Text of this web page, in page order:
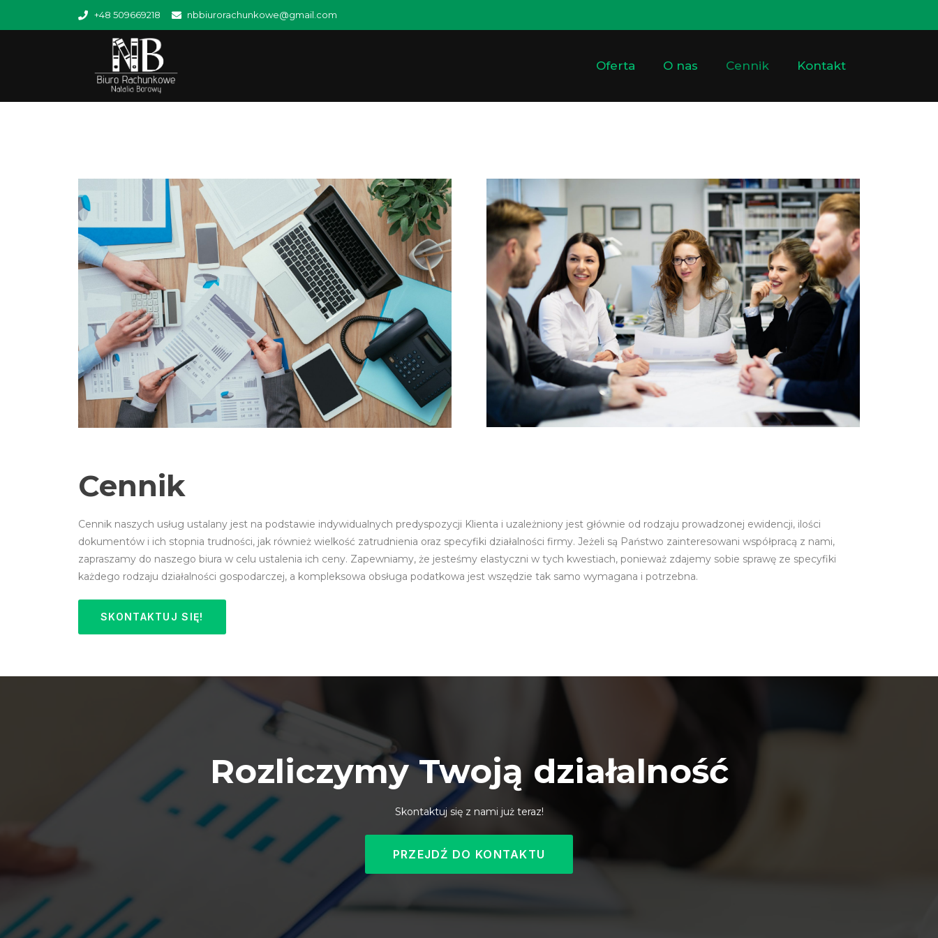
+48 509669218 nbbiurorachunkowe@gmail.com
Oferta O nas Cennik Kontakt
Cennik
Cennik naszych usług ustalany jest na podstawie indywidualnych predyspozycji Klienta i uzależniony jest głównie od rodzaju prowadzonej ewidencji, ilości
dokumentów i ich stopnia trudności, jak również wielkość zatrudnienia oraz specyfiki działalności firmy. Jeżeli są Państwo zainteresowani współpracą z nami,
zapraszamy do naszego biura w celu ustalenia ich ceny. Zapewniamy, że jesteśmy elastyczni w tych kwestiach, ponieważ zdajemy sobie sprawę ze specyfiki
każdego rodzaju działalności gospodarczej, a kompleksowa obsługa podatkowa jest wszędzie tak samo wymagana i potrzebna.
SKONTAKTUJ SIĘ!
Rozliczymy Twoją działalność
Skontaktuj się z nami już teraz!
PRZEJDŹ DO KONTAKTU